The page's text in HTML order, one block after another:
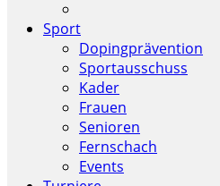
Sport
Dopingprävention
Sportausschuss
Kader
Frauen
Senioren
Fernschach
Events